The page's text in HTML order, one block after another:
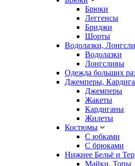
Брюки
Леггенсы
Бриджи
Шорты
Водолазки,
Водолазки
Лонгсливы
Одежда больших
Джемперы,
Джемперы
Жакеты
Кардиганы
Жилеты
Костюмы
С юбками
С брюками
Нижнее Бельё и
Майки, Топы